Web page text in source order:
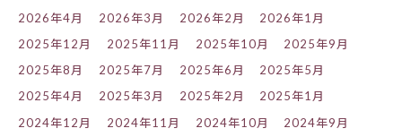
2026年4月
2026年3月 2026年2月
2026年1月
2025年12月
2025年11月 2025年10月
2025年9月
2025年8月
2025年7月 2025年6月
2025年5月
2025年4月
2025年3月 2025年2月
2025年1月
2024年12月
2024年11月 2024年10月 2024年9月